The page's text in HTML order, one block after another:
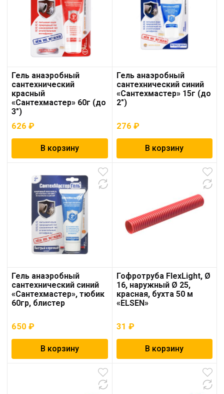
Гель анаэробный
сантехнический
красный
«Сантехмастер» 60г (до
3″)
626 ₽
В корзину
Гель анаэробный
сантехнический синий
«Сантехмастер» 15г (до
2″)
276 ₽
В корзину
Гель анаэробный
сантехнический синий
«Сантехмастер», тюбик
60гр, блистер
650 ₽
В корзину
Гофротруба FlexLight, Ø
16, наружный Ø 25,
красная, бухта 50 м
«ELSEN»
31 ₽
В корзину